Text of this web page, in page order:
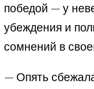
победой — у
убеждения и
сомнений в
— Опять